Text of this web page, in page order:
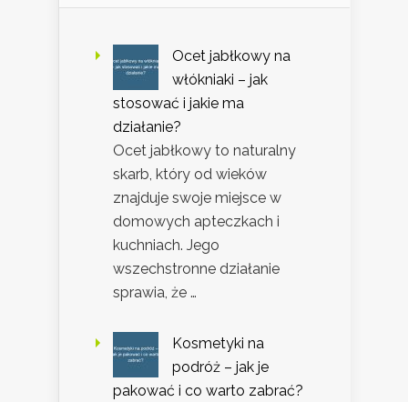
Ocet jabłkowy na
włókniaki – jak
stosować i jakie ma
działanie?
Ocet jabłkowy to naturalny
skarb, który od wieków
znajduje swoje miejsce w
domowych apteczkach i
kuchniach. Jego
wszechstronne działanie
sprawia, że …
Kosmetyki na
podróż – jak je
pakować i co warto zabrać?